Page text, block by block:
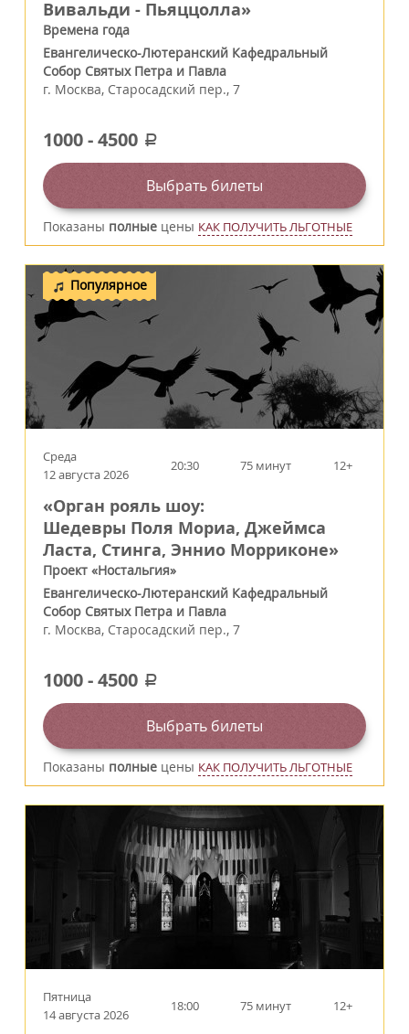
Вивальди - Пьяццолла»
Времена года
Евангелическо-Лютеранский Кафедральный
Собор Святых Петра и Павла
г. Москва, Старосадский пер., 7
1000-4500 a
Выбрать билеты
Показаны полные цены КАК ПОЛУЧИТЬ ЛЬГОТНЫЕ
Популярное
Среда
12 августа 2026
20:30 75 минут 12+
«Орган рояль шоу:
Шедевры Поля Мориа, Джеймса
Ласта, Стинга, Эннио Морриконе»
Проект «Ностальгия»
Евангелическо-Лютеранский Кафедральный
Собор Святых Петра и Павла
г. Москва, Старосадский пер., 7
1000-4500 a
Выбрать билеты
Показаны полные цены КАК ПОЛУЧИТЬ ЛЬГОТНЫЕ
Пятница
14 августа 2026
18:00 75 минут 12+